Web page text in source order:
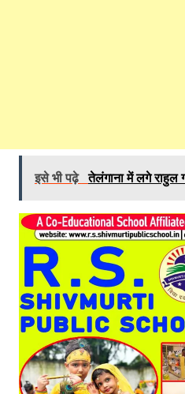
इसे भी पढ़े तेलंगाना में लगे राहुल